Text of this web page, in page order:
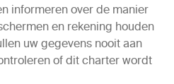
informeren over de manier
en rekening houden
uw gegevens nooit aan
of dit charter wordt